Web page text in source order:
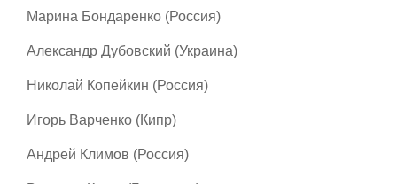
Марина Бондаренко (Россия)
Александр Дубовский (Украина)
Николай Копейкин (Россия)
Игорь Варченко (Кипр)
Андрей Климов (Россия)